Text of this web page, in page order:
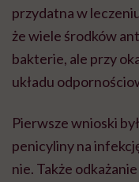
przydatna w
że wiele środków
bakterie, ale przy
układu
Pierwsze wnioski
penicyliny na
nie. Także